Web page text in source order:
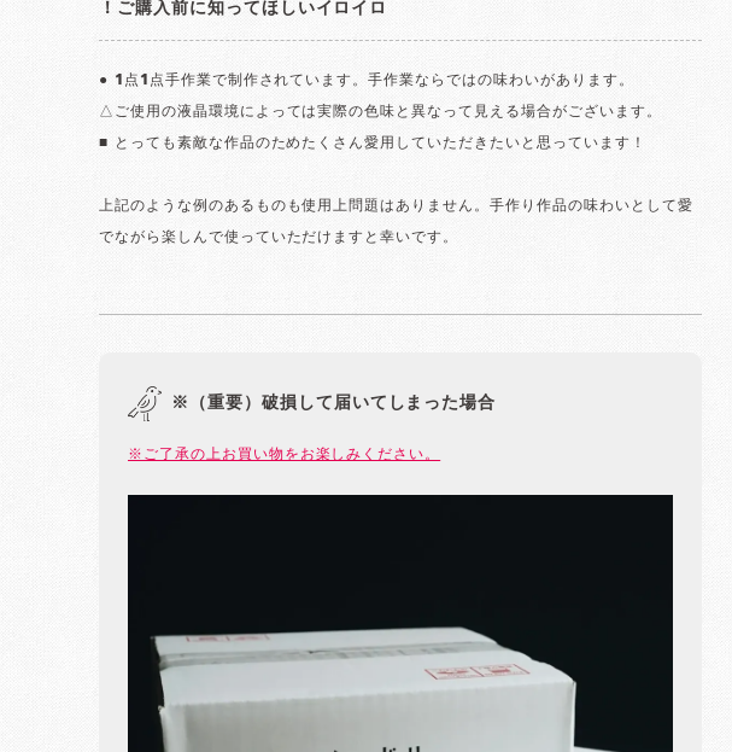
！ご購入前に知ってほしいイロイロ
● 1点1点手作業で制作されています。手作業ならではの味わいがあります。
△ご使用の液晶環境によっては実際の色味と異なって見える場合がございます。
■ とっても素敵な作品のためたくさん愛用していただきたいと思っています！
上記のような例のあるものも使用上問題はありません。手作り作品の味わいとして愛
でながら楽しんで使っていただけますと幸いです。
※（重要）破損して届いてしまった場合
※ご了承の上お買い物をお楽しみください。